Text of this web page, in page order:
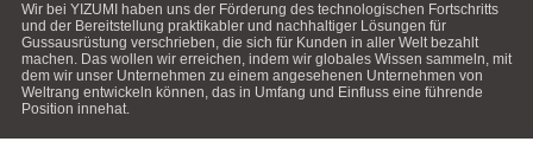
Wir bei YIZUMI haben uns der Förderung des technologischen Fortschritts
und der Bereitstellung praktikabler und nachhaltiger Lösungen für
Gussausrüstung verschrieben, die sich für Kunden in aller Welt bezahlt
machen. Das wollen wir erreichen, indem wir globales Wissen sammeln, mit
dem wir unser Unternehmen zu einem angesehenen Unternehmen von
Weltrang entwickeln können, das in Umfang und Einfluss eine führende
Position innehat.